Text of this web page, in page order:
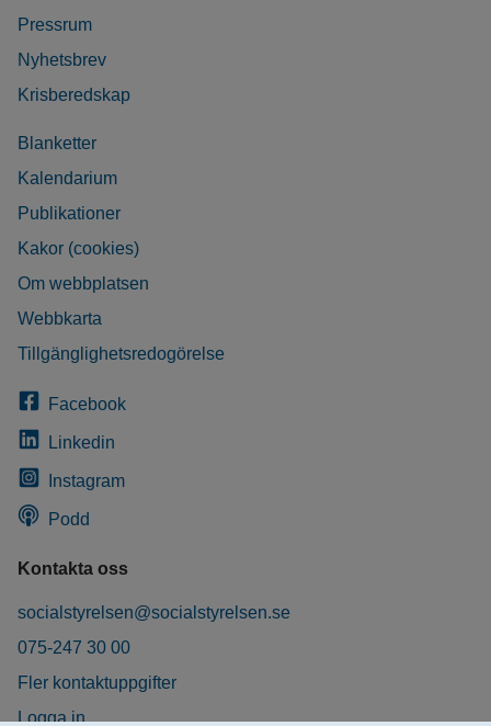
Pressrum
Nyhetsbrev
Krisberedskap
Blanketter
Kalendarium
Publikationer
Kakor (cookies)
Om webbplatsen
Webbkarta
Tillgänglighetsredogörelse
Facebook
Linkedin
Instagram
Podd
Kontakta oss
socialstyrelsen@socialstyrelsen.se
075-247 30 00
Fler kontaktuppgifter
Logga in